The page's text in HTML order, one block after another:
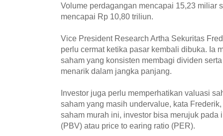
Volume perdagangan mencapai 15,23 miliar
mencapai Rp 10,80 triliun.
Vice President Research Artha Sekuritas
perlu cermat ketika pasar kembali dibuka. Ia
saham yang konsisten membagi dividen
menarik dalam jangka panjang.
Investor juga perlu memperhatikan valuasi
saham yang masih undervalue, kata
saham murah ini, investor bisa merujuk pada
(PBV) atau price to earing ratio (PER).